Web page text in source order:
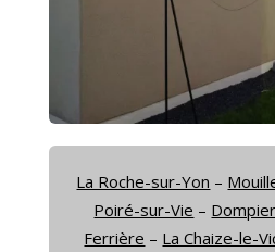
La Roche-sur-Yon –
Poiré-sur-Vie –
Ferrière – La Chaize-le-